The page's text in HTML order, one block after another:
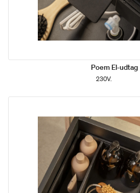
Poem El-udtag
230V.